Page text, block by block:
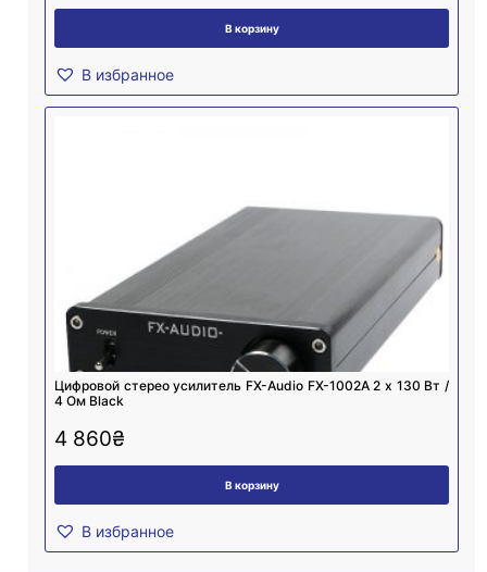
В корзину
В избранное
Цифровой стерео усилитель FX-Audio FX-1002A 2 х 130 Вт /
4 Ом Black
4 860₴
В корзину
В избранное